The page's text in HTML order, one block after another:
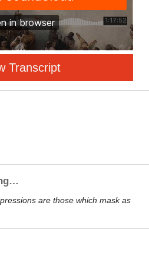
Transcript
are those which mask as